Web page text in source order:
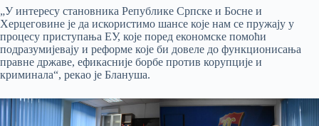
„У интересу становника Републике Српске и Босне и
Херцеговине је да искористимо шансе које нам се пружају у
процесу приступања ЕУ, које поред економске помоћи
подразумијевају и реформе које би довеле до функционисања
правне државе, ефикасније борбе против корупције и
криминала“, рекао је Блануша.